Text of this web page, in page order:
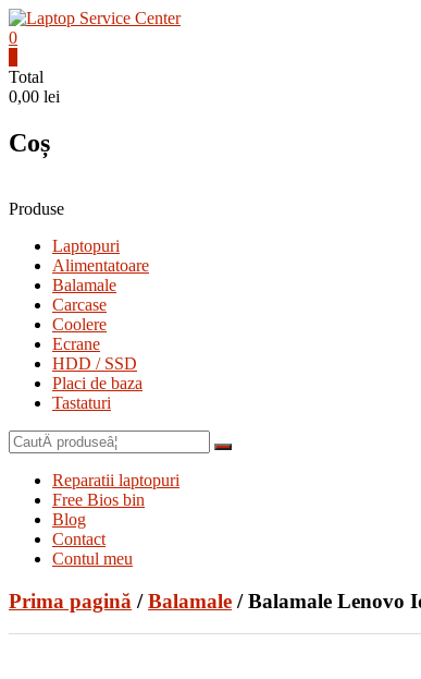
Skip
to
Service
Center
Bistrita,
Reparatii
Notebook-
Macbook-
0
Total
0,00 lei
Coș
Produse
Laptopuri
Alimentatoare
Balamale
Carcase
Coolere
Ecrane
HDD / SSD
Placi de baza
Tastaturi
CautÄ
Reparatii laptopuri
Free Bios bin
Blog
Contact
Contul meu
Prima pagină /Balamale / Balamale Lenovo